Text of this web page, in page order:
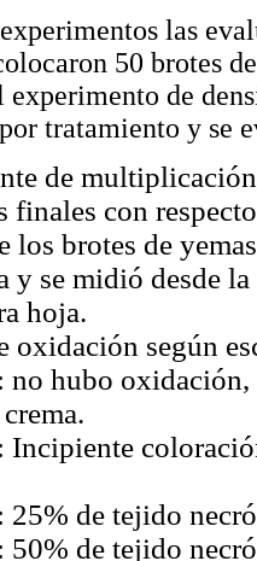
las
50 brotes
experimento de
tratamiento y se
de
finales con
los brotes de
y se midió desde
hoja.
oxidación según
no hubo
Incipiente
25% de tejido
50% de tejido